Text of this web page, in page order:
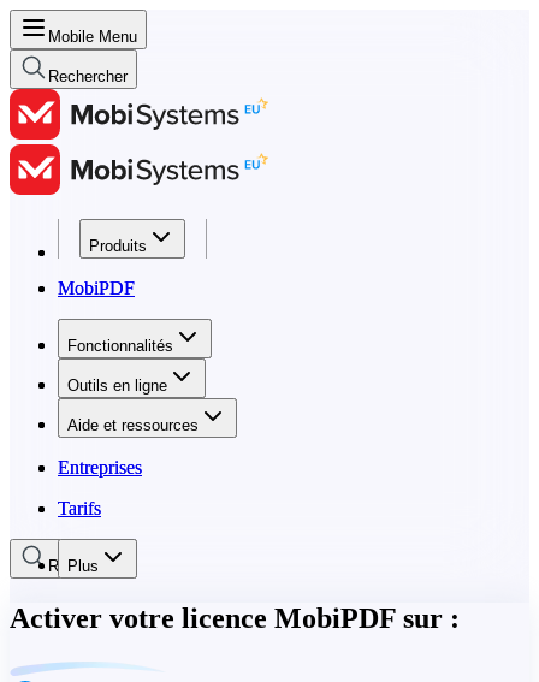
Mobile Menu
Rechercher
Produits
MobiPDF
Fonctionnalités
Outils en ligne
Aide et ressources
Entreprises
Tarifs
Plus
Produits
MobiPDF
Fonctionnalités
Outils en ligne
Aide et ressources
Entreprises
Tarifs
Rechercher
Activer votre licence MobiPDF sur :